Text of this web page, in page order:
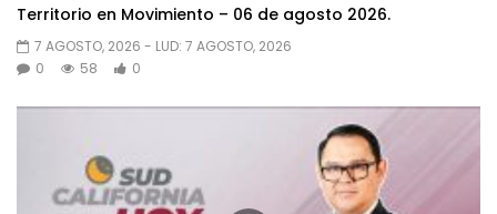
Territorio en Movimiento – 06 de agosto 2026.
7 AGOSTO, 2026 - LUD: 7 AGOSTO, 2026
0
58 0